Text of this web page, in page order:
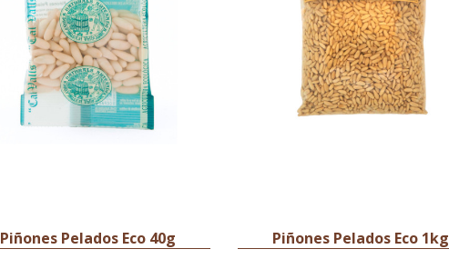
Piñones Pelados Eco 40g Piñones Pelados Eco 1kg